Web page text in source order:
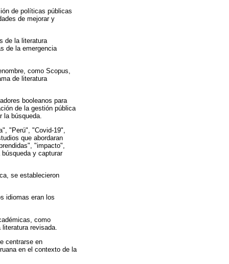
de políticas públicas
de mejorar y
de la literatura
de la emergencia
como Scopus,
de literatura
booleanos para
de la gestión pública
la búsqueda.
"Perú", "Covid-19",
que abordaran
"impacto",
y capturar
se establecieron
idiomas eran los
como
revisada.
centrarse en
en el contexto de la